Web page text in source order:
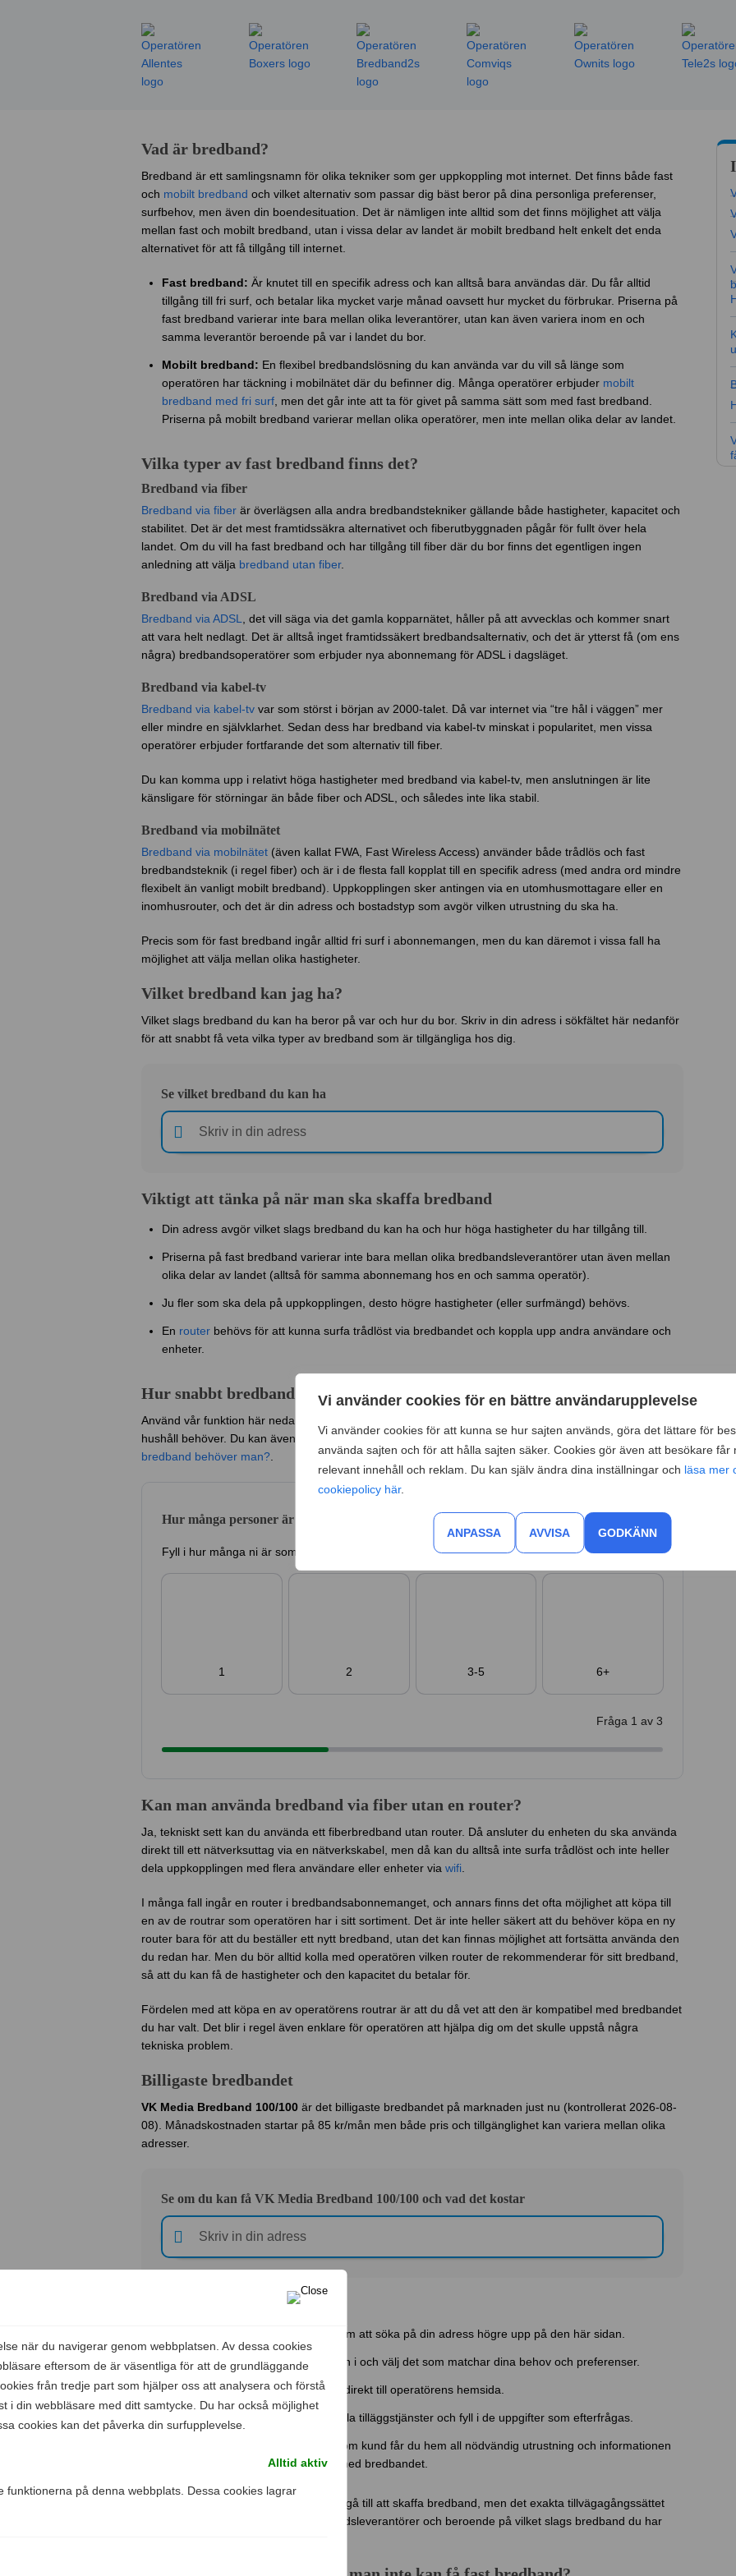
Vi använder cookies för en bättre användarupplevelse
Vi använder cookies för att kunna se hur sajten används, göra det lättare för
använda sajten och för att hålla sajten säker. Cookies gör även att besökare får
relevant innehåll och reklam. Du kan själv ändra dina inställningar och läsa mer
cookiepolicy här.
ANPASSA AVVISA GODKÄNN
när du navigerar genom webbplatsen. Av dessa cookies
eftersom de är väsentliga för att de grundläggande
från tredje part som hjälper oss att analysera och förstå
i din webbläsare med ditt samtycke. Du har också möjlighet
cookies kan det påverka din surfupplevelse.
Alltid aktiv
på denna webbplats. Dessa cookies lagrar
Vad är bredband?
Bredband är ett samlingsnamn för olika tekniker som ger uppkoppling mot internet. Det finns både fast
och mobilt bredband och vilket alternativ som passar dig bäst beror på dina personliga preferenser,
surfbehov, men även din boendesituation. Det är nämligen inte alltid som det finns möjlighet att välja
mellan fast och mobilt bredband, utan i vissa delar av landet är mobilt bredband helt enkelt det enda
alternativet för att få tillgång till internet.
Fast bredband: Är knutet till en specifik adress och kan alltså bara användas där. Du får alltid
tillgång till fri surf, och betalar lika mycket varje månad oavsett hur mycket du förbrukar. Priserna på
fast bredband varierar inte bara mellan olika leverantörer, utan kan även variera inom en och
samma leverantör beroende på var i landet du bor.
Mobilt bredband: En flexibel bredbandslösning du kan använda var du vill så länge som
operatören har täckning i mobilnätet där du befinner dig. Många operatörer erbjuder mobilt
bredband med fri surf , men det går inte att ta för givet på samma sätt som med fast bredband.
Priserna på mobilt bredband varierar mellan olika operatörer, men inte mellan olika delar av landet.
Vilka typer av fast bredband finns det?
Bredband via fiber
Bredband via fiber är överlägsen alla andra bredbandstekniker gällande både hastigheter, kapacitet och
stabilitet. Det är det mest framtidssäkra alternativet och fiberutbyggnaden pågår för fullt över hela
landet. Om du vill ha fast bredband och har tillgång till fiber där du bor finns det egentligen ingen
anledning att välja bredband utan fiber.
Bredband via ADSL
Bredband via ADSL
, det vill säga via det gamla kopparnätet, håller på att avvecklas och kommer snart
att vara helt nedlagt. Det är alltså inget framtidssäkert bredbandsalternativ, och det är ytterst få (om ens
några) bredbandsoperatörer som erbjuder nya abonnemang för ADSL i dagsläget.
Bredband via kabel-tv
Bredband via kabel-tv var som störst i början av 2000-talet. Då var internet via “tre hål i väggen” mer
eller mindre en självklarhet. Sedan dess har bredband via kabel-tv minskat i popularitet, men vissa
operatörer erbjuder fortfarande det som alternativ till fiber.
Du kan komma upp i relativt höga hastigheter med bredband via kabel-tv, men anslutningen är lite
känsligare för störningar än både fiber och ADSL, och således inte lika stabil.
Bredband via mobilnätet
Bredband via mobilnätet (även kallat FWA, Fast Wireless Access) använder både trådlös och fast
bredbandsteknik (i regel fiber) och är i de flesta fall kopplat till en specifik adress (med andra ord mindre
flexibelt än vanligt mobilt bredband). Uppkopplingen sker antingen via en utomhusmottagare eller en
inomhusrouter, och det är din adress och bostadstyp som avgör vilken utrustning du ska ha.
Precis som för fast bredband ingår alltid fri surf i abonnemangen, men du kan däremot i vissa fall ha
möjlighet att välja mellan olika hastigheter.
Vilket bredband kan jag ha?
Vilket slags bredband du kan ha beror på var och hur du bor. Skriv in din adress i sökfältet här nedanför
för att snabbt få veta vilka typer av bredband som är tillgängliga hos dig.
Se vilket bredband du kan ha
Viktigt att tänka på när man ska skaffa bredband
Din adress avgör vilket slags bredband du kan ha och hur höga hastigheter du har tillgång till.
Priserna på fast bredband varierar inte bara mellan olika bredbandsleverantörer utan även mellan
olika delar av landet (alltså för samma abonnemang hos en och samma operatör).
Ju fler som ska dela på uppkopplingen, desto högre hastigheter (eller surfmängd) behövs.
En router behövs för att kunna surfa trådlöst via bredbandet och koppla upp andra användare och
enheter.
Hur snabbt bredband behöver man?
Använd vår funktion här nedanför för att få en bättre bild av vilka bredbandshastigheter du och ditt
hushåll behöver. Du kan även läsa mer om vad som är bra att ha i åtanke på vår sidaHur snabbt
bredband behöver man?
Hur många personer är ni i hushållet?
Fyll i hur många ni är som ska dela på bredbandet.
1 2 3-5 6+
Fråga 1 av 3
Kan man använda bredband via fiber utan en router?
Ja, tekniskt sett kan du använda ett fiberbredband utan router. Då ansluter du enheten du ska använda
direkt till ett nätverksuttag via en nätverkskabel, men då kan du alltså inte surfa trådlöst och inte heller
dela uppkopplingen med flera användare eller enheter via wifi
I många fall ingår en router i bredbandsabonnemanget, och annars finns det ofta möjlighet att köpa till
en av de routrar som operatören har i sitt sortiment. Det är inte heller säkert att du behöver köpa en ny
router bara för att du beställer ett nytt bredband, utan det kan finnas möjlighet att fortsätta använda den
du redan har. Men du bör alltid kolla med operatören vilken router de rekommenderar för sitt bredband,
så att du kan få de hastigheter och den kapacitet du betalar för.
Fördelen med att köpa en av operatörens routrar är att du då vet att den är kompatibel med bredbandet
du har valt. Det blir i regel även enklare för operatören att hjälpa dig om det skulle uppstå några
tekniska problem.
Billigaste bredbandet
VK Media Bredband 100/100 är det billigaste bredbandet på marknaden just nu (kontrollerat 2026-08-
08). Månadskostnaden startar på 85 kr/mån men både pris och tillgänglighet kan variera mellan olika
adresser.
Se om du kan få VK Media Bredband 100/100 och vad det kostar
Hur skaffar man bredband?
Hitta ett passande bredband genom att söka på din adress högre upp på den här sidan.
Jämför operatörernas erbjudanden i och välj det som matchar dina behov och preferenser.
Klicka på Läs merså kommer du direkt till operatörens hemsida.
Beställ ditt bredband, välj eventuella tilläggstjänster och fyll i de uppgifter som efterfrågas.
När operatören har godkänt dig som kund får du hem all nödvändig utrustning och informationen
du behöver för att komma igång med bredbandet.
Här ovanför beskriver vi hur det brukar gå till att skaffa bredband, men det exakta tillvägagångssättet
kan variera något mellan olika bredbandsleverantörer och beroende på vilket slags bredband du har